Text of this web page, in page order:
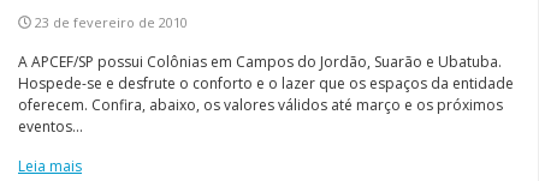
23 de fevereiro de 2010
A APCEF/SP possui Colônias em Campos do Jordão, Suarão e Ubatuba.
Hospede-se e desfrute o conforto e o lazer que os espaços da entidade
oferecem. Confira, abaixo, os valores válidos até março e os próximos
eventos...
Leia mais